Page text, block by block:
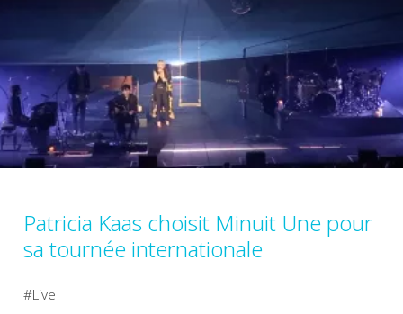
Patricia Kaas choisit Minuit Une pour
sa tournée internationale
Live